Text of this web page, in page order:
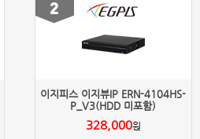
이지피스 이지뷰IP ERN-4104HS-
P_V3(HDD 미포함)
328,000원